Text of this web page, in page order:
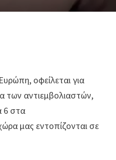
οφείλεται για
των αντιεμβολιαστών,
6 στα
μας εντοπίζονται σε